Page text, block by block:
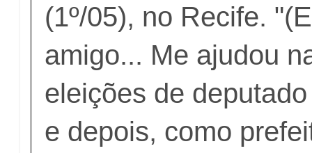
(1º/05), no Recife.
amigo... Me ajudou
eleições de
e depois, como